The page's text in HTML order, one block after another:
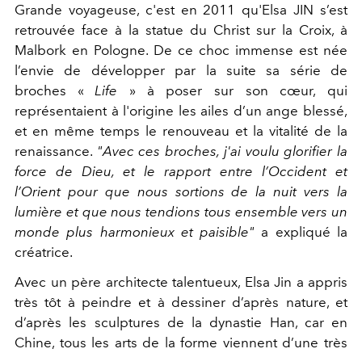
Grande voyageuse, c'est en 2011 qu'Elsa JIN s’est
retrouvée face à la statue du Christ sur la Croix, à
Malbork en Pologne. De ce choc immense est née
l’envie de développer par la suite sa série de
broches « Life » à poser sur son cœur, qui
représentaient à l'origine les ailes d’un ange blessé,
et en même temps le renouveau et la vitalité de la
renaissance. "Avec ces broches, j'ai voulu glorifier la
force de Dieu, et le rapport entre l’Occident et
l’Orient pour que nous sortions de la nuit vers la
lumière et que nous tendions tous ensemble vers un
monde plus harmonieux et paisible" a expliqué la
créatrice.
Avec un père architecte talentueux, Elsa Jin a appris
très tôt à peindre et à dessiner d’après nature, et
d’après les sculptures de la dynastie Han, car en
Chine, tous les arts de la forme viennent d’une très